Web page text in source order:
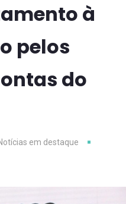
à
pelos
do
em destaque